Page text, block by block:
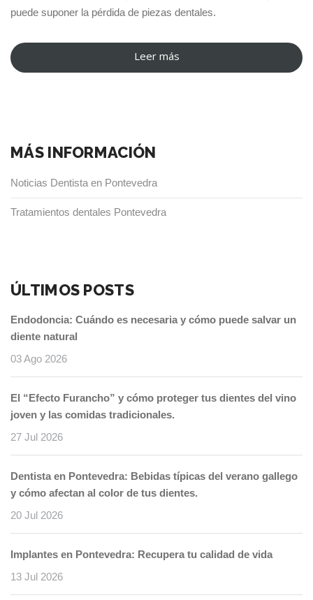
puede suponer la pérdida de piezas dentales.
Leer más
“La
y
su
tratamiento”
MÁS INFORMACIÓN
Noticias Dentista en Pontevedra
Tratamientos dentales Pontevedra
ÚLTIMOS POSTS
Endodoncia: Cuándo es necesaria y cómo puede salvar un
diente natural
03 Ago 2026
El “Efecto Furancho” y cómo proteger tus dientes del vino
joven y las comidas tradicionales.
27 Jul 2026
Dentista en Pontevedra: Bebidas típicas del verano gallego
y cómo afectan al color de tus dientes.
20 Jul 2026
Implantes en Pontevedra: Recupera tu calidad de vida
13 Jul 2026